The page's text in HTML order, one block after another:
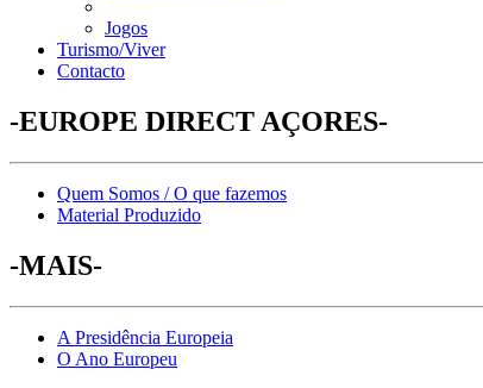
Jogos
Turismo/Viver
Contacto
-EUROPE DIRECT AÇORES-
Quem Somos / O que fazemos
Material Produzido
-MAIS-
A Presidência Europeia
O Ano Europeu